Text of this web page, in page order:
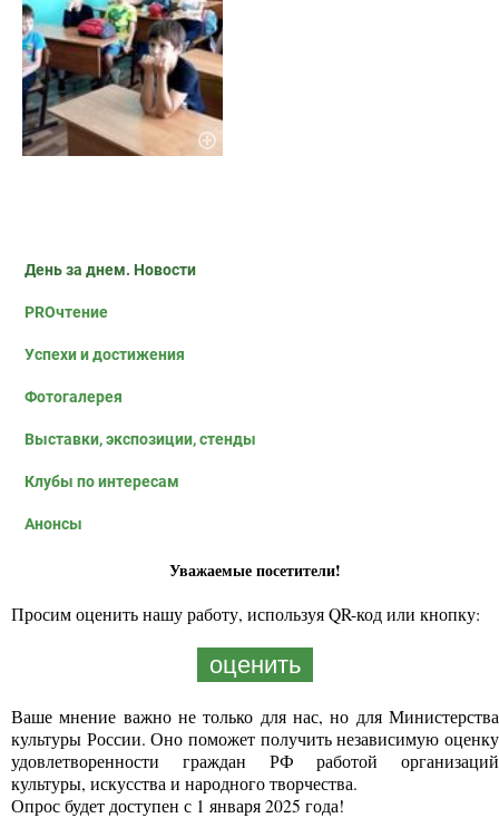
День за днем. Новости
PROчтение
Успехи и достижения
Фотогалерея
Выставки, экспозиции, стенды
Клубы по интересам
Анонсы
Уважаемые посетители!
Просим оценить нашу работу, используя QR-код или кнопку:
оценить
Ваше мнение важно не только для нас, но для Министерства
культуры России. Оно поможет получить независимую оценку
удовлетворенности граждан РФ работой организаций
культуры, искусства и народного творчества.
Опрос будет доступен с 1 января 2025 года!